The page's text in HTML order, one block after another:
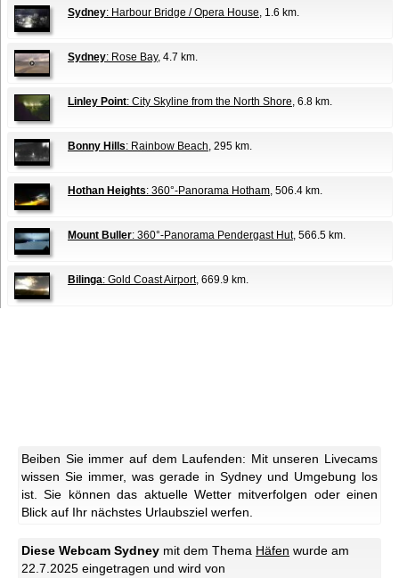
Sydney: Harbour Bridge / Opera House, 1.6 km.
Sydney: Rose Bay, 4.7 km.
Linley Point: City Skyline from the North Shore, 6.8 km.
Bonny Hills: Rainbow Beach, 295 km.
Hothan Heights: 360°-Panorama Hotham, 506.4 km.
Mount Buller: 360°-Panorama Pendergast Hut, 566.5 km.
Bilinga: Gold Coast Airport, 669.9 km.
Beiben Sie immer auf dem Laufenden: Mit unseren Livecams
wissen Sie immer, was gerade in Sydney und Umgebung los
ist. Sie können das aktuelle Wetter mitverfolgen oder einen
Blick auf Ihr nächstes Urlaubsziel werfen.
Diese Webcam Sydney mit dem Thema Häfen wurde am
22.7.2025 eingetragen und wird von